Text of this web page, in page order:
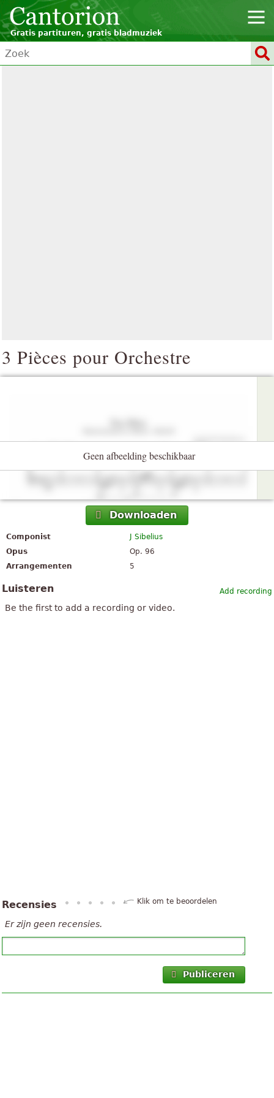
Gratis partituren, gratis bladmuziek
3 Pièces pour Orchestre
Geen afbeelding beschikbaar
Downloaden
Componist
J Sibelius
Opus
Op. 96
Arrangementen
5
Add recording
Luisteren
Be the first to add a recording or video.
Recensies Klik om te beoordelen
Er zijn geen recensies.
Publiceren